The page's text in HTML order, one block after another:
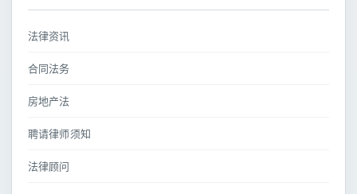
法律资讯
合同法务
房地产法
聘请律师须知
法律顾问